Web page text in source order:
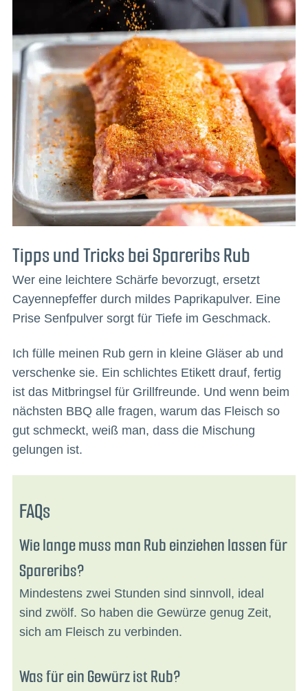
Tipps und Tricks bei Spareribs Rub
Wer eine leichtere Schärfe bevorzugt, ersetzt
Cayennepfeffer durch mildes Paprikapulver. Eine
Prise Senfpulver sorgt für Tiefe im Geschmack.
Ich fülle meinen Rub gern in kleine Gläser ab und
verschenke sie. Ein schlichtes Etikett drauf, fertig
ist das Mitbringsel für Grillfreunde. Und wenn beim
nächsten BBQ alle fragen, warum das Fleisch so
gut schmeckt, weiß man, dass die Mischung
gelungen ist.
FAQs
Wie lange muss man Rub einziehen lassen für
Spareribs?
Mindestens zwei Stunden sind sinnvoll, ideal
sind zwölf. So haben die Gewürze genug Zeit,
sich am Fleisch zu verbinden.
Was für ein Gewürz ist Rub?